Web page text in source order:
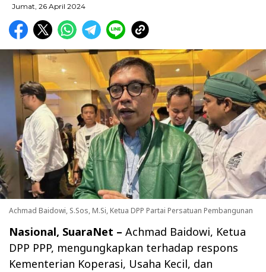
Jumat, 26 April 2024
Achmad Baidowi, S.Sos, M.Si, Ketua DPP Partai Persatuan Pembangunan
Nasional, SuaraNet – Achmad Baidowi, Ketua
DPP PPP, mengungkapkan terhadap respons
Kementerian Koperasi, Usaha Kecil, dan